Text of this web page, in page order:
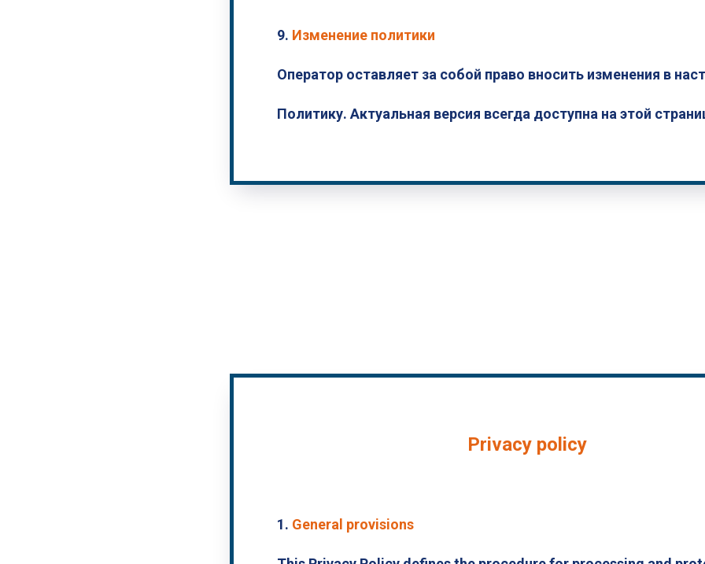
9. Изменение политики
Оператор оставляет за собой право вносить изменения в
Политику. Актуальная версия всегда доступна на этой
Privacy policy
1. General provisions